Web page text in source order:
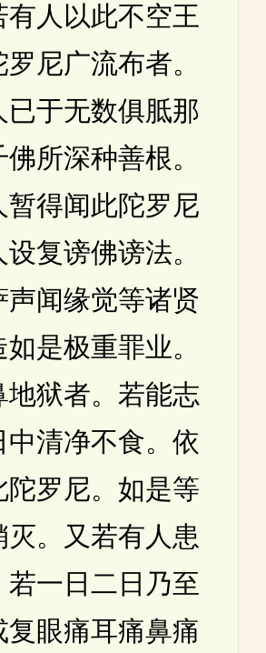
有人以此不空王
尼广流布者。
已于无数俱胝那
所深种善根。
暂得闻此陀罗尼
复谤佛谤法。
声闻缘觉等诸贤
是极重罪业。
地狱者。若能志
中清净不食。依
陀罗尼。如是等
灭。又若有人患
若一日二日乃至
复眼痛耳痛鼻痛